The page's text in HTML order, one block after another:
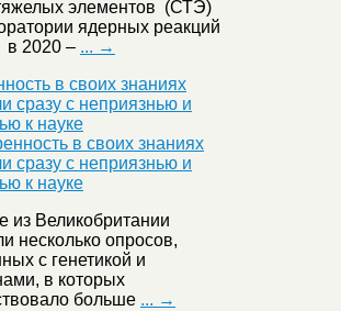
элементов (СТЭ)
ядерных реакций
2020 – ... →
в своих знаниях
сразу с неприязнью и
к науке
из Великобритании
несколько опросов,
с генетикой и
в которых
больше ... →